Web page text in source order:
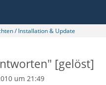
/ Installation & Update
[gelöst]
um 21:49